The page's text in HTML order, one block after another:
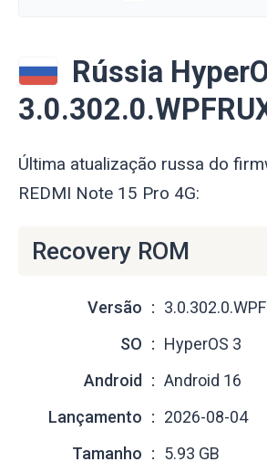
Rússia
Última atualização russa do
REDMI Note 15 Pro 4G:
Recovery ROM
Versão
SO
HyperOS 3
Android
Android 16
Lançamento
2026-08-04
Tamanho
5.93 GB